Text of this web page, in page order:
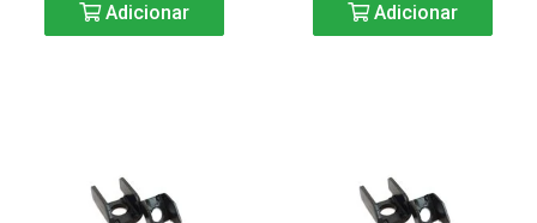
Adicionar Adicionar